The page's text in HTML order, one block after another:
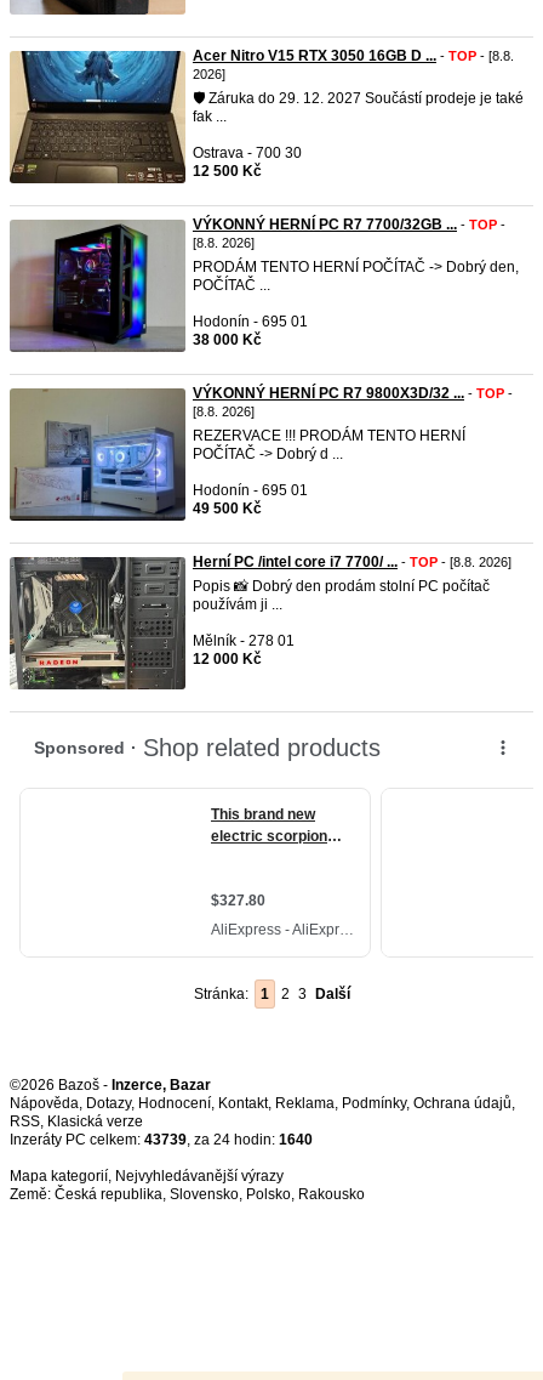
Acer Nitro V15 RTX 3050 16GB D ... - TOP - [8.8.
2026]
🛡️ Záruka do 29. 12. 2027 Součástí prodeje je také
fak ...
Ostrava - 700 30
12 500 Kč
VÝKONNÝ HERNÍ PC R7 7700/32GB ... - TOP -
[8.8. 2026]
PRODÁM TENTO HERNÍ POČÍTAČ -> Dobrý den,
POČÍTAČ ...
Hodonín - 695 01
38 000 Kč
VÝKONNÝ HERNÍ PC R7 9800X3D/32 ... - TOP -
[8.8. 2026]
REZERVACE !!! PRODÁM TENTO HERNÍ
POČÍTAČ -> Dobrý d ...
Hodonín - 695 01
49 500 Kč
Herní PC /intel core i7 7700/ ... - TOP - [8.8. 2026]
Popis 📸 Dobrý den prodám stolní PC počítač
používám ji ...
Mělník - 278 01
12 000 Kč
Stránka: 1 2 3 Další
©2026 Bazoš - Inzerce, Bazar
Nápověda, Dotazy, Hodnocení, Kontakt, Reklama, Podmínky, Ochrana údajů,
RSS,
Inzeráty PC celkem: 43739, za 24 hodin: 1640
Mapa kategorií, Nejvyhledávanější výrazy
Země: Česká republika, Slovensko, Polsko, Rakousko